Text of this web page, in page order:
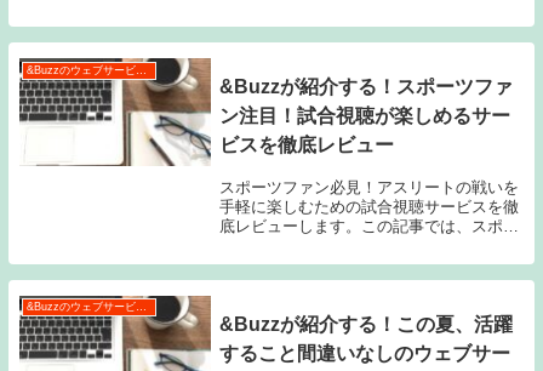
とが見込まれます。また、AI技術とバーチ
ャルインフルエンサーの影響も大きくな
&Buzzのウェブサービス特集
&Buzzが紹介する！スポーツファ
ン注目！試合視聴が楽しめるサー
ビスを徹底レビュー
スポーツファン必見！アスリートの戦いを
手軽に楽しむための試合視聴サービスを徹
底レビューします。この記事では、スポー
スの一覧、各サービスの詳細レビューと評
価、そして特徴比較表まで、すべてをカバ
&Buzzのウェブサービス特集
&Buzzが紹介する！この夏、活躍
すること間違いなしのウェブサー